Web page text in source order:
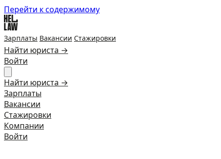
Перейти к содержимому
Зарплаты Вакансии Стажировки
Найти юриста →
Войти
Найти юриста →
Зарплаты
Вакансии
Стажировки
Компании
Войти